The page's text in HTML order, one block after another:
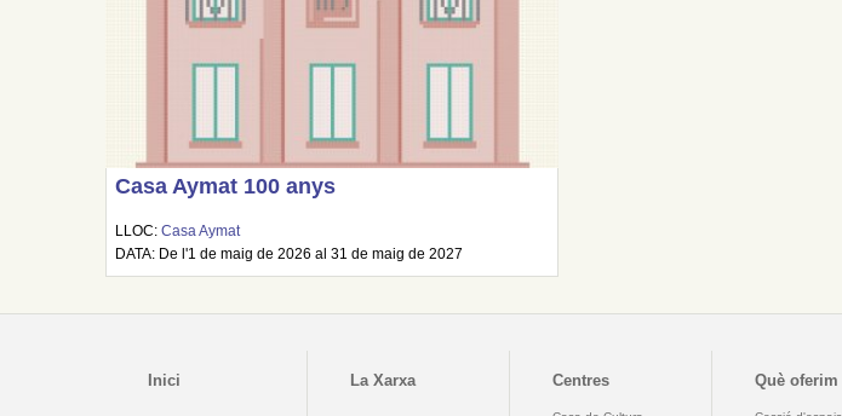
Casa Aymat 100 anys
LLOC:Casa Aymat
DATA: De l'1 de maig de 2026 al 31 de maig de 2027
Inici La Xarxa Centres Què oferim